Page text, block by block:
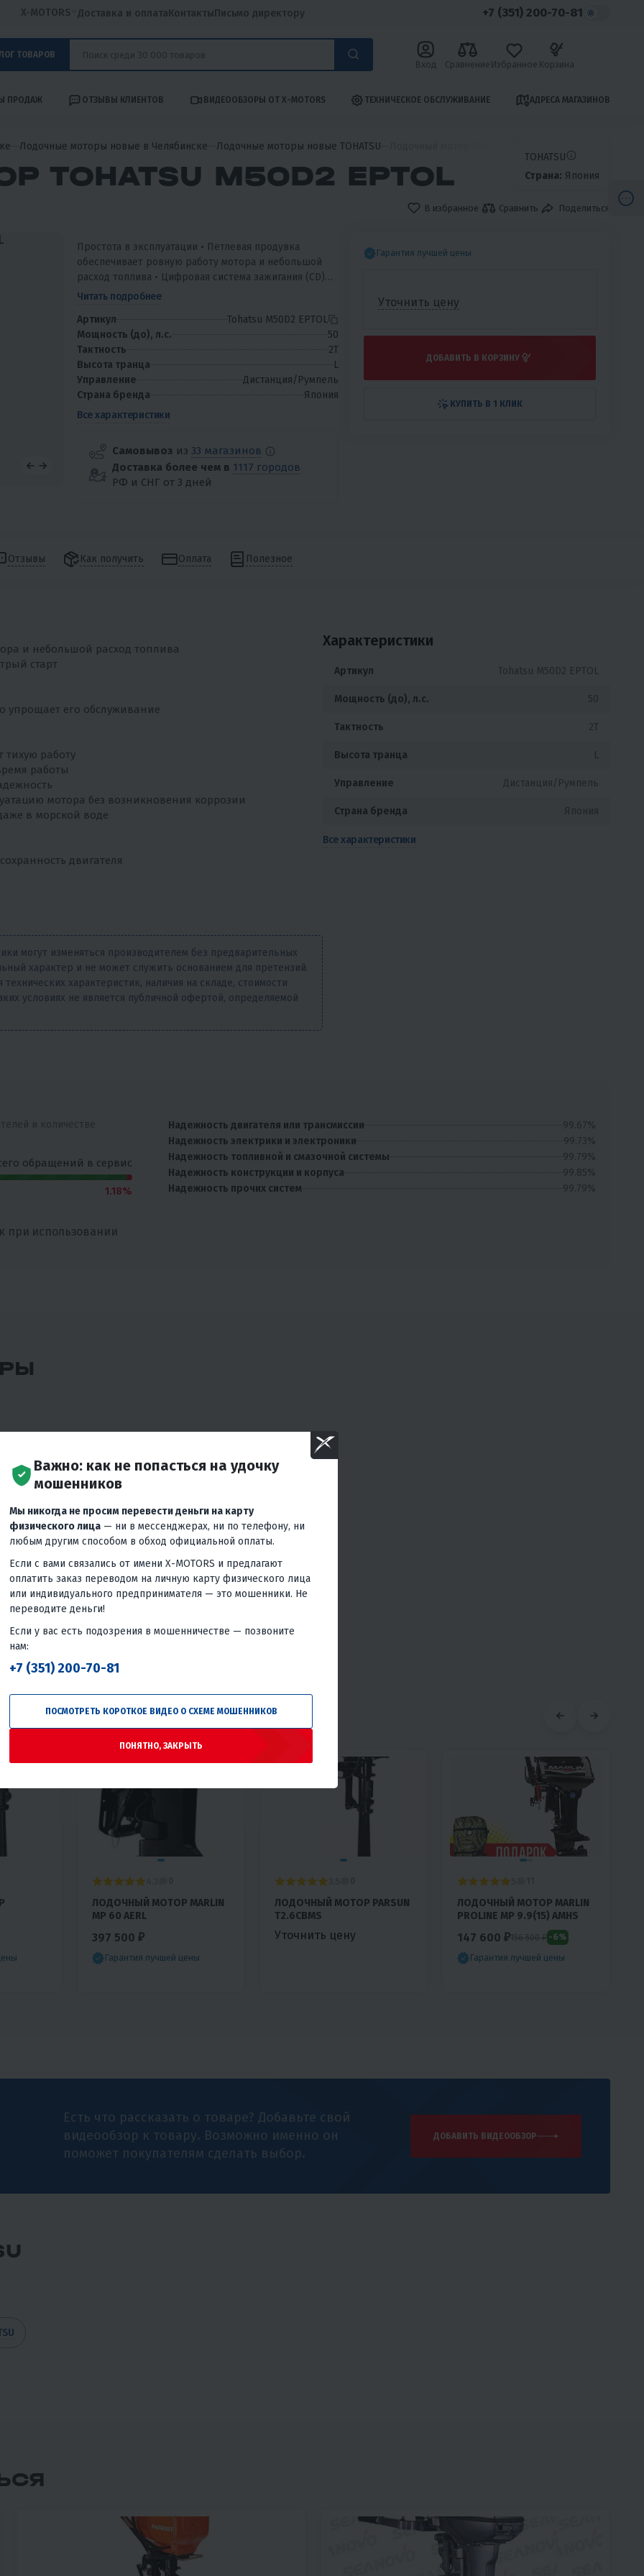
X-MOTORS Доставка и оплатаКонтактыПисьмо директору +7 (351) 200-70-81
ТОВАРОВ
Вход Сравнение Избранное Корзина
ПРОДАЖ ОТЗЫВЫ КЛИЕНТОВ ВИДЕООБЗОРЫ ОТ X-MOTORS ТЕХНИЧЕСКОЕ ОБСЛУЖИВАНИЕ АДРЕСА МАГАЗИНОВ
Лодочные моторы новые в Челябинске Лодочные моторы новые TOHATSU
M50D2 EPTOL
TOHATSU
Страна: Япония
В избранное Сравнить Поделиться
Простота в эксплуатации • Петлевая продувка
обеспечивает ровную работу мотора и небольшой
расход топлива • Цифровая система зажигания (CD)
обеспечивает быстрый старт • Механизм привода
Читать подробнее
Артикул
Tohatsu M50D2 EPTOL
Мощность (до), л.с.
50
Тактность
2T
Высота транца
L
Управление
Дистанция/Румпель
Страна бренда
Япония
Все характеристики
Самовывоз из 33 магазинов
Доставка более чем в 1117 городов
РФ и СНГ от 3 дней
Гарантия лучшей цены
Уточнить цену
ДОБАВИТЬ В КОРЗИНУ
КУПИТЬ В 1 КЛИК
Отзывы Как получить Оплата Полезное
и небольшой расход топлива
старт
упрощает его обслуживание
тихую работу
работы
мотора без возникновения коррозии
в морской воде
двигателя
могут изменяться производителем без предварительных
характер и не может служить основанием для претензий.
характеристик, наличия на складе, стоимости
условиях не является публичной офертой, определяемой
Характеристики
Артикул Tohatsu M50D2 EPTOL
Мощность (до), л.с. 50
Тактность 2T
Высота транца L
Управление Дистанция/Румпель
Страна бренда Япония
Все характеристики
обращений в сервис
1.18%
при использовании
Надежность двигателя или трансмиссии
99.67%
Надежность электрики и электроники
99.73%
Надежность топливной и смазочной системы
99.79%
Надежность конструкции и корпуса
99.85%
Надежность прочих систем
99.79%
ЛОДОЧНЫЙ МОТОР MARLIN
MP 60 AERL
397 500 ₽
Гарантия лучшей цены
ЛОДОЧНЫЙ МОТОР PARSUN
T2.6CBMS
Уточнить цену
ЛОДОЧНЫЙ МОТОР MARLIN
PROLINE MP 9.9(15) AMHS
147 600 ₽156 500 ₽ -6%
Гарантия лучшей цены
Есть что рассказать о товаре? Добавьте свой
видеообзор к товару. Возможно именно он
поможет покупателям сделать выбор.
ДОБАВИТЬ ВИДЕООБЗОР
Важно: как не попасться на удочку
мошенников
Мы никогда не просим перевести деньги на карту
физического лица — ни в мессенджерах, ни по телефону, ни
любым другим способом в обход официальной оплаты.
Если с вами связались от имени X-MOTORS и предлагают
оплатить заказ переводом на личную карту физического лица
или индивидуального предпринимателя — это мошенники. Не
переводите деньги!
Если у вас есть подозрения в мошенничестве — позвоните
нам:
+7 (351) 200-70-81
ПОСМОТРЕТЬ КОРОТКОЕ ВИДЕО О СХЕМЕ МОШЕННИКОВ
ПОНЯТНО, ЗАКРЫТЬ